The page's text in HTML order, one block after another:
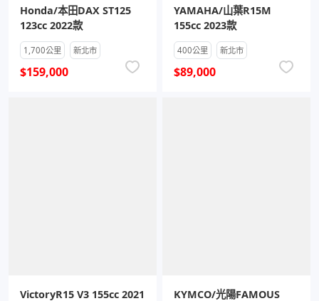
Honda/本田DAX ST125
123cc 2022款
1,700公里 新北市
$159,000
YAMAHA/山葉R15M
155cc 2023款
400公里 新北市
$89,000
VictoryR15 V3 155cc 2021
KYMCO/光陽FAMOUS